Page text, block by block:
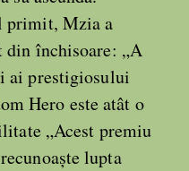
primit, Mzia a
din închisoare: „A
ai prestigiosului
Hero este atât o
„Acest premiu
lupta